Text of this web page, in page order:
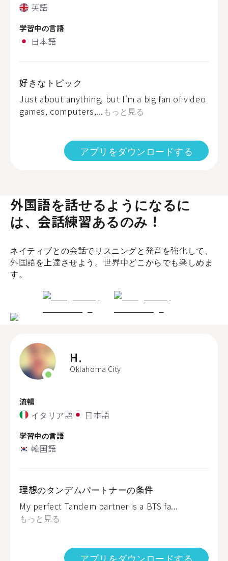
英語
学習中の言語
日本語
好きなトピック
Just about anything, but I'm a big fan of video
games, computers,... もっと見る
アプリをダウンロードする
外国語を話せるようになるに
は、会話練習あるのみ！
ネイティブとの会話でリスニングと発音を強化して、
外国語を上達させよう。世界中どこからでも楽しめま
す。
H.
Oklahoma City
流暢
イタリア語 日本語
学習中の言語
韓国語
理想のタンデムパートナーの条件
My perfect Tandem partner is a BTS fa...
もっと見る
アプリをダウンロードする